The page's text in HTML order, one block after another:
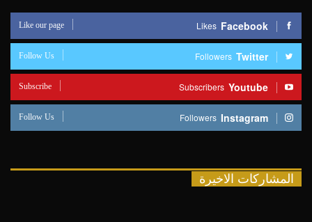
Facebook
Likes
Like our page
Twitter
Followers
Follow Us
Youtube
Subscribers
Subscribe
Instagram
Followers
Follow Us
المشاركات الاخيرة